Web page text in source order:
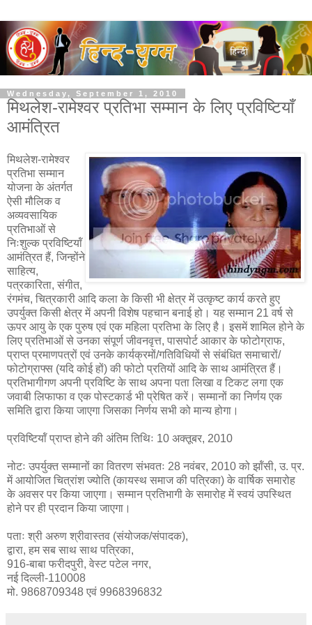
Wednesday, September 1, 2010
मिथलेश-रामेश्वर प्रतिभा सम्मान के लिए प्रविष्टियाँ
आमंत्रित
मिथलेश-रामेश्वर
प्रतिभा सम्मान
योजना के अंतर्गत
ऐसी मौलिक व
अव्यवसायिक
प्रतिभाओं से
निःशुल्क प्रविष्टियॉं
आमंत्रित हैं, जिन्होंने
साहित्य,
पत्रकारिता, संगीत,
रंगमंच, चित्रकारी आदि कला के किसी भी क्षेत्र में उत्कृष्ट कार्य करते हुए
उपर्युक्त किसी क्षेत्र में अपनी विशेष पहचान बनाई हो। यह सम्मान 21 वर्ष से
ऊपर आयु के एक पुरुष एवं एक महिला प्रतिभा के लिए है। इसमें शामिल होने के
लिए प्रतिभाओं से उनका संपूर्ण जीवनवृत्त, पासपोर्ट आकार के फोटोग्राफ,
प्राप्त प्रमाणपत्रों एवं उनके कार्यक्रमों/गतिविधियों से संबंधित समाचारों/
फोटोग्राफ्स (यदि कोई हों) की फोटो प्रतियों आदि के साथ आमंत्रित हैं।
प्रतिभागीगण अपनी प्रविष्टि के साथ अपना पता लिखा व टिकट लगा एक
जवाबी लिफाफा व एक पोस्टकार्ड भी प्रेषित करें। सम्मानों का निर्णय एक
समिति द्वारा किया जाएगा जिसका निर्णय सभी को मान्य होगा।
प्रविष्टियॉं प्राप्त होने की अंतिम तिथिः 10 अक्तूबर, 2010
नोटः उपर्युक्त सम्मानों का वितरण संभवतः 28 नवंबर, 2010 को झॉंसी, उ. प्र.
में आयोजित चित्रांश ज्योति (कायस्थ समाज की पत्रिका) के वार्षिक समारोह
के अवसर पर किया जाएगा। सम्मान प्रतिभागी के समारोह में स्वयं उपस्थित
होने पर ही प्रदान किया जाएगा।
पताः श्री अरुण श्रीवास्तव (संयोजक/संपादक),
द्वारा, हम सब साथ साथ पत्रिका,
916-बाबा फरीदपुरी, वेस्ट पटेल नगर,
नई दिल्ली-110008
मो. 9868709348 एवं 9968396832